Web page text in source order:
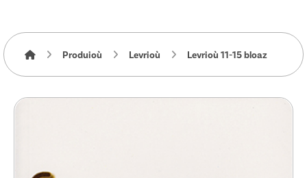
Produioù Levrioù Levrioù 11-15 bloaz